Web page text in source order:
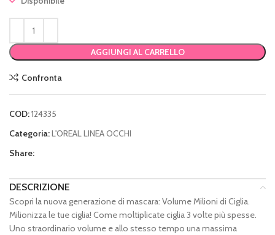
AGGIUNGI AL CARRELLO
Confronta
COD:124335
Categoria:L'OREAL LINEA OCCHI
Share:
DESCRIZIONE
Scopri la nuova generazione di mascara: Volume Milioni di Ciglia.
Milionizza le tue ciglia! Come moltiplicate ciglia 3 volte più spesse.
Uno straordinario volume e allo stesso tempo una massima